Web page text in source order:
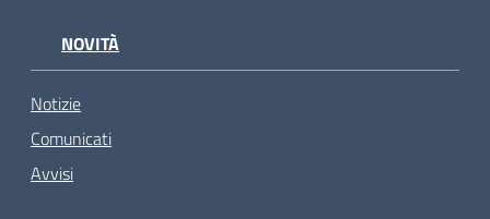
NOVITÀ
Notizie
Comunicati
Avvisi